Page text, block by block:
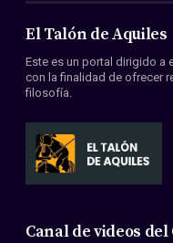
Acerca de nosotros
Miembros
Convenios
El Talón de Aquiles
Este es un portal dirigido a
con la finalidad de ofrecer
filosofía.
Canal de videos del